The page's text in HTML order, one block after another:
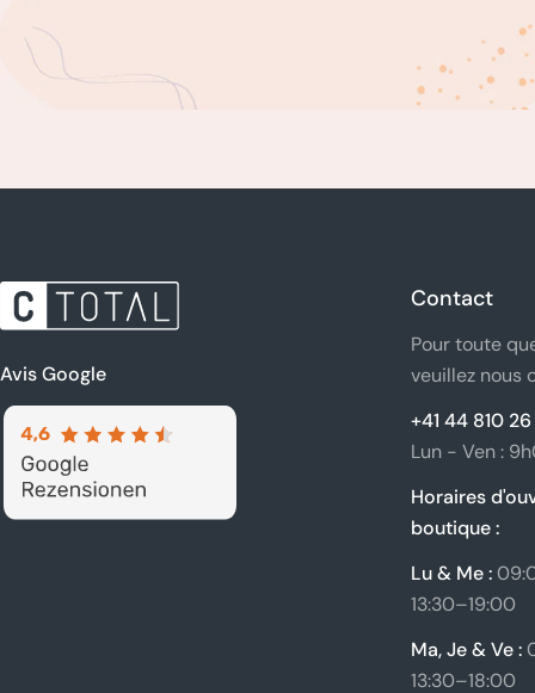
Avis Google
Contact
Pour toute
veuillez nous
+41 44 810
Lun - Ven :
Horaires
boutique :
Lu & Me :
13:30–19:00
Ma, Je & Ve :
13:30–18:00